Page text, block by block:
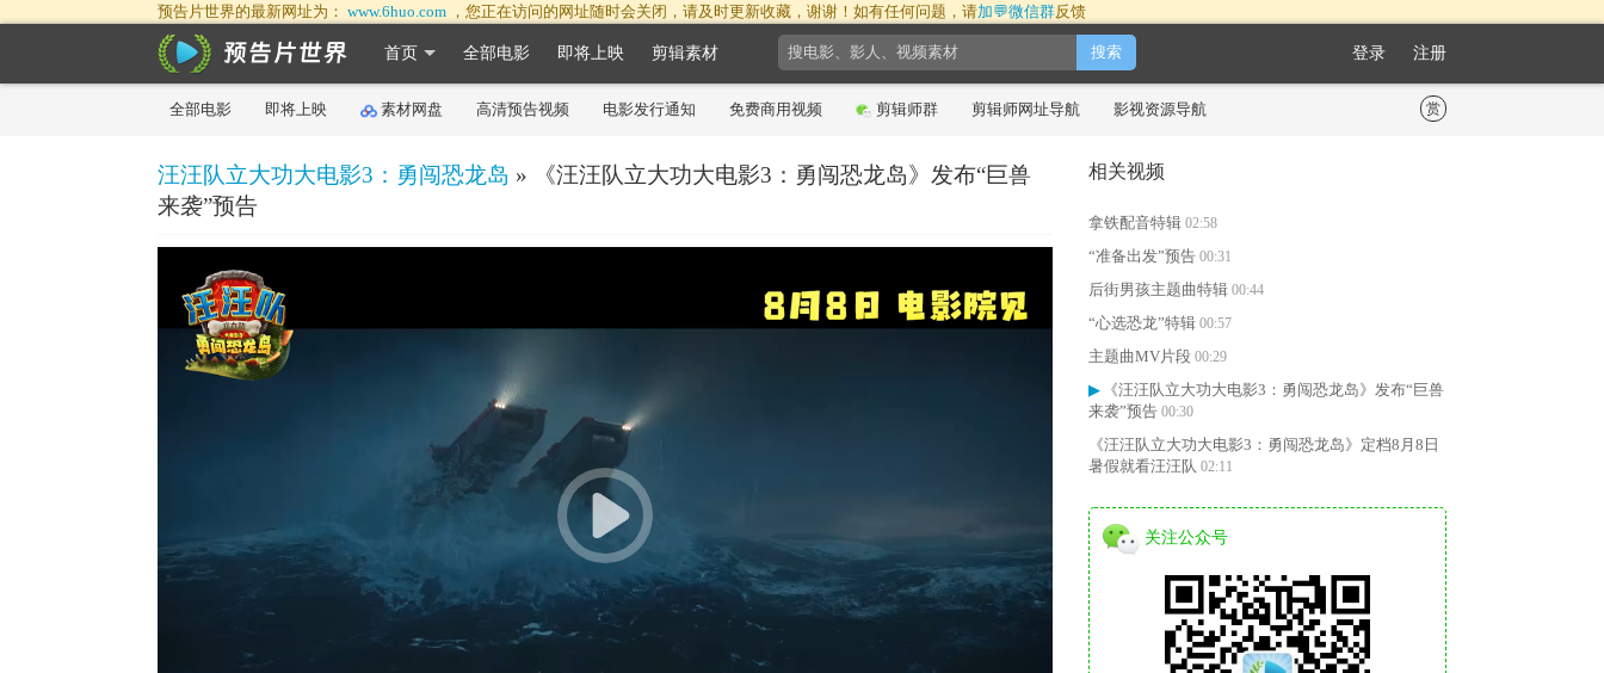
预告片世界的最新网址为： www.6huo.com ，您正在访问的网址随时会关闭，请及时更新收藏，谢谢！如有任何问题，请加💬微信群反馈
首页 全部电影 即将上映 剪辑素材 登录 注册
全部电影 即将上映 素材网盘 高清预告视频 电影发行通知 免费商用视频 剪辑师群 剪辑师网址导航 影视资源导航 赏
汪汪队立大功大电影3：勇闯恐龙岛 » 《汪汪队立大功大电影3：勇闯恐龙岛》发布“巨兽
来袭”预告
相关视频
拿铁配音特辑 02:58
“准备出发”预告 00:31
后街男孩主题曲特辑 00:44
“心选恐龙”特辑 00:57
主题曲MV片段 00:29
▶
《汪汪队立大功大电影3：勇闯恐龙岛》发布“巨兽
来袭”预告 00:30
《汪汪队立大功大电影3：勇闯恐龙岛》定档8月8日
暑假就看汪汪队 02:11
关注公众号